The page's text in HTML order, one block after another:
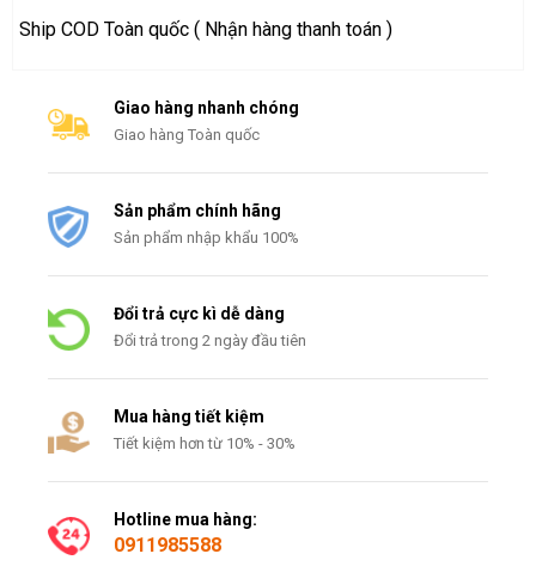
Ship COD Toàn quốc ( Nhận hàng thanh toán )
Giao hàng nhanh chóng
Giao hàng Toàn quốc
Sản phẩm chính hãng
Sản phẩm nhập khẩu 100%
Đổi trả cực kì dễ dàng
Đổi trả trong 2 ngày đầu tiên
Mua hàng tiết kiệm
Tiết kiệm hơn từ 10% - 30%
Hotline mua hàng:
0911985588